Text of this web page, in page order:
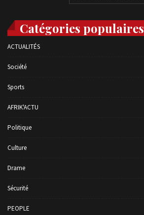
Catégories populaires
ACTUALITÉS
Société
Sports
AFRIK'ACTU
Politique
Culture
Drame
Sécurité
PEOPLE